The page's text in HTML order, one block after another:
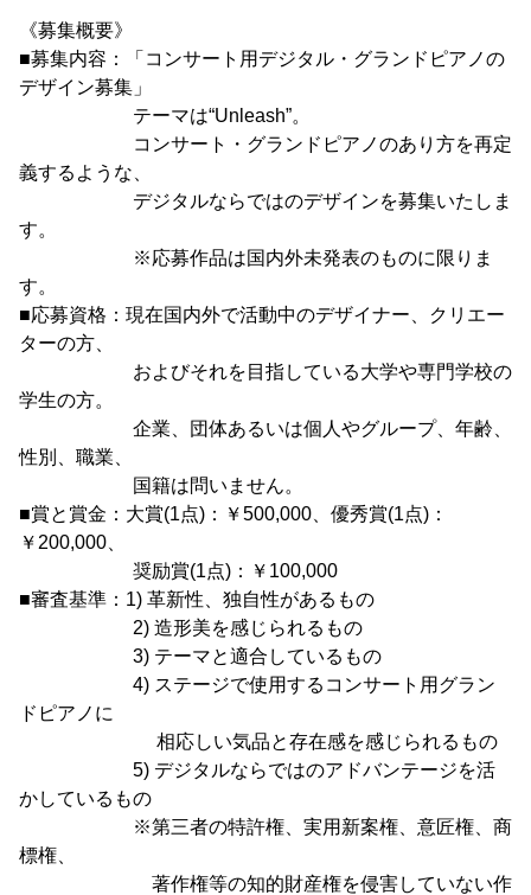
《募集概要》
■募集内容：「コンサート用デジタル・グランドピアノの
デザイン募集」
テーマは“Unleash”。
コンサート・グランドピアノのあり方を再定
義するような、
デジタルならではのデザインを募集いたしま
す。
※応募作品は国内外未発表のものに限りま
す。
■応募資格：現在国内外で活動中のデザイナー、クリエー
ターの方、
およびそれを目指している大学や専門学校の
学生の方。
企業、団体あるいは個人やグループ、年齢、
性別、職業、
国籍は問いません。
■賞と賞金：大賞(1点)：￥500,000、優秀賞(1点)：
￥200,000、
奨励賞(1点)：￥100,000
■審査基準：1) 革新性、独自性があるもの
2) 造形美を感じられるもの
3) テーマと適合しているもの
4) ステージで使用するコンサート用グラン
ドピアノに
相応しい気品と存在感を感じられるもの
5) デジタルならではのアドバンテージを活
かしているもの
※第三者の特許権、実用新案権、意匠権、商
標権、
著作権等の知的財産権を侵害していない作